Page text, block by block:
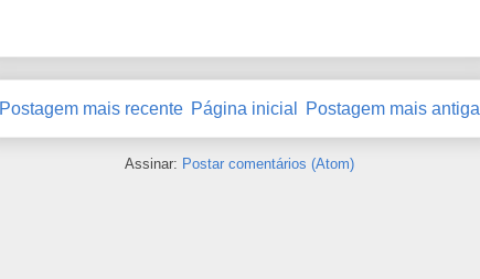
Postagem mais recente Postagem mais antiga
Página inicial
Assinar: Postar comentários (Atom)